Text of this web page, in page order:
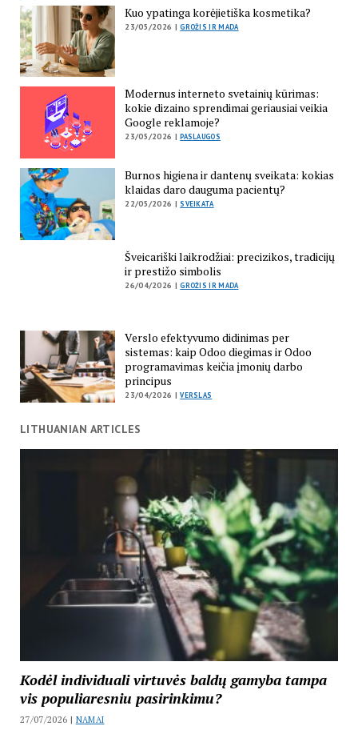
Kuo ypatinga korėjietiška kosmetika?
23/05/2026 |GROŽIS IR MADA
Modernus interneto svetainių kūrimas:
kokie dizaino sprendimai geriausiai veikia
Google reklamoje?
23/05/2026 |PASLAUGOS
Burnos higiena ir dantenų sveikata: kokias
klaidas daro dauguma pacientų?
22/05/2026 |SVEIKATA
Šveicariški laikrodžiai: precizikos, tradicijų
ir prestižo simbolis
26/04/2026 |GROŽIS IR MADA
Verslo efektyvumo didinimas per
sistemas: kaip Odoo diegimas ir Odoo
programavimas keičia įmonių darbo
principus
23/04/2026 |VERSLAS
LITHUANIAN ARTICLES
Kodėl individuali virtuvės baldų gamyba tampa
vis populiaresniu pasirinkimu?
27/07/2026 | NAMAI